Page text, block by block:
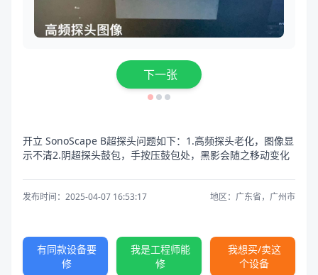
下一张
开立 SonoScape B超探头问题如下：1.高频探头老化，图像显
示不清2.阴超探头鼓包，手按压鼓包处，黑影会随之移动变化
发布时间：2025-04-07 16:53:17 地区：广东省，广州市
有同款设备要
修
我是工程师能
修
我想买/卖这
个设备